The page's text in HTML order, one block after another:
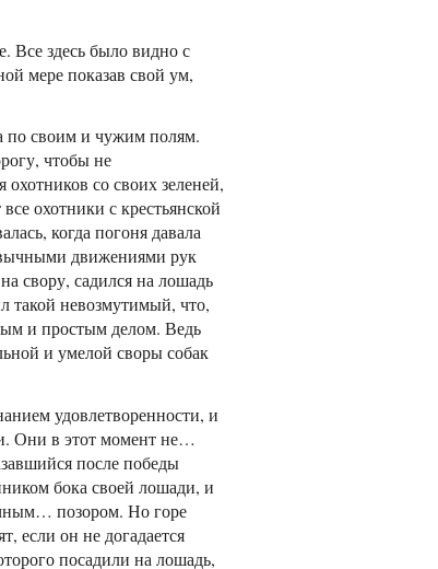
Все здесь было видно с
мере показав свой ум,
по своим и чужим полям.
чтобы не
со своих зеленей,
охотники с крестьянской
когда погоня давала
движениями рук
свору, садился на лошадь
такой невозмутимый, что,
и простым делом. Ведь
и умелой своры собак
удовлетворенности, и
Они в этот момент не…
после победы
бока своей лошади, и
позором. Но горе
если он не догадается
посадили на лошадь,